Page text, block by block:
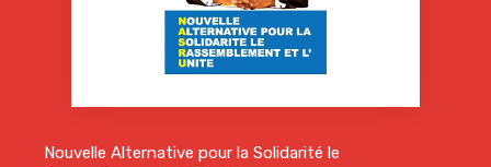
Nouvelle Alternative pour la Solidarité le